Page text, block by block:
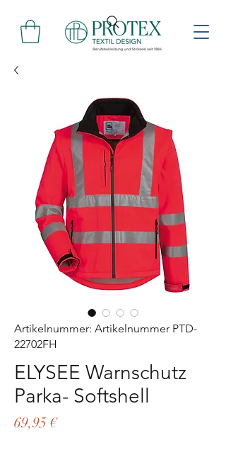
Artikelnummer: Artikelnummer PTD-
22702FH
ELYSEE Warnschutz
Parka- Softshell
69,95 €Preis